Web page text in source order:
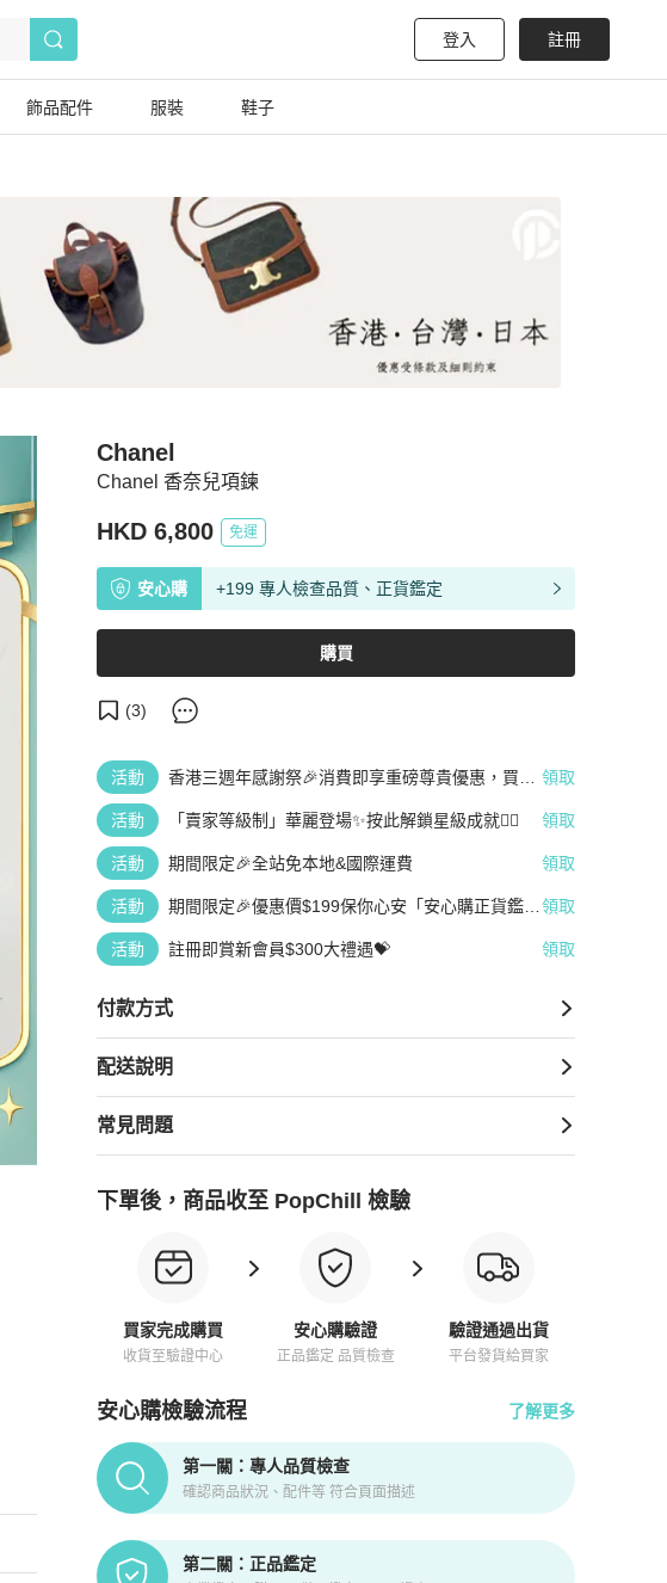
登入 註冊
飾品配件 服裝 鞋子
Chanel 香奈兒項鍊
Chanel
HKD 6,800 免運
安心購 +199 專人檢查品質、正貨鑑定
購買
(3)
活動
香港三週年感謝祭🎉消費即享重磅尊貴優惠，買越
領取
活動 「賣家等級制」華麗登場✨按此解鎖星級成就👆🏻 領取
活動 期間限定🎉全站免本地&國際運費 領取
活動
期間限定🎉優惠價$199保你心安「安心購正貨鑑
領取
活動 註冊即賞新會員$300大禮遇💝 領取
付款方式
配送說明
常見問題
下單後，商品收至 PopChill 檢驗
買家完成購買
收貨至驗證中心
安心購驗證
正品鑑定 品質檢查
驗證通過出貨
平台發貨給買家
安心購檢驗流程 了解更多
PopChill拍拍圈正品驗證、安心購檢驗流程介紹
第一關：專人品質檢查
確認商品狀況、配件等 符合頁面描述
第二關：正品鑑定